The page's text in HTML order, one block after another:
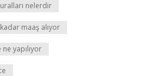
nelerdir
maaş alıyor
yapılıyor